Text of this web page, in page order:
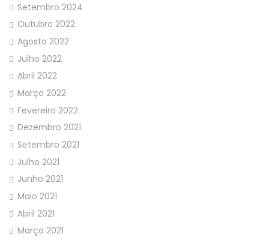
Setembro 2024
Outubro 2022
Agosto 2022
Julho 2022
Abril 2022
Março 2022
Fevereiro 2022
Dezembro 2021
Setembro 2021
Julho 2021
Junho 2021
Maio 2021
Abril 2021
Março 2021